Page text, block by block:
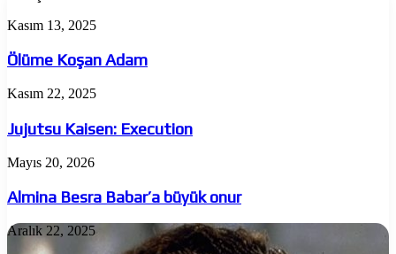
Ölüme
Adam
Kasım 13, 2025
Ölüme Koşan Adam
Jujutsu
Execution
Kasım 22, 2025
Jujutsu Kaisen: Execution
Almina
Babar’a
büyük
onur
Mayıs 20, 2026
Almina Besra Babar’a büyük onur
The
Odyssey
Aralık 22, 2025